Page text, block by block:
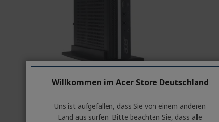
Desktops entdecken
Willkommen im Acer Store Deutschland
Uns ist aufgefallen, dass Sie von einem anderen
Land aus surfen. Bitte beachten Sie, dass alle